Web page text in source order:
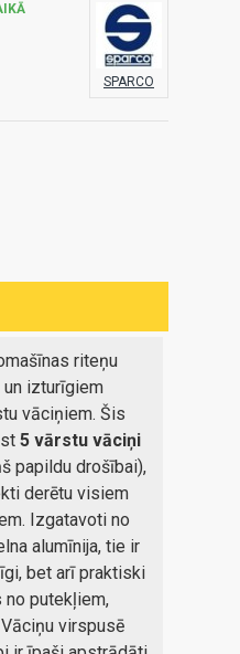
SPARCO
riteņu
izturīgiem
vāciņiem. Šis
5 vārstu vāciņi
papildu drošībai),
derētu visiem
Izgatavoti no
alumīnija, tie ir
bet arī praktiski
putekļiem,
virspusē